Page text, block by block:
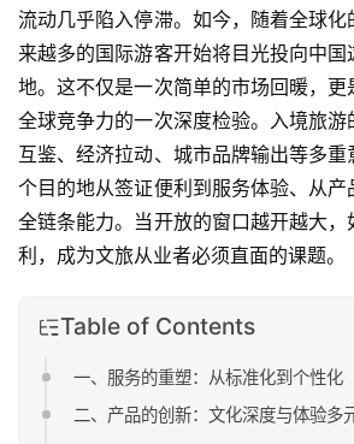
流动几乎陷入停滞。如今，随着全球
来越多的国际游客开始将目光投向中
地。这不仅是一次简单的市场回暖，
全球竞争力的一次深度检验。入境旅
互鉴、经济拉动、城市品牌输出等多
个目的地从签证便利到服务体验、从
全链条能力。当开放的窗口越开越大
利，成为文旅从业者必须直面的课题。
Table of Contents
一、服务的重塑：从标准化到个性化
二、产品的创新：文化深度与体验多